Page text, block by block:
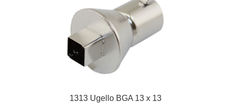
1313 Ugello BGA 13 x 13